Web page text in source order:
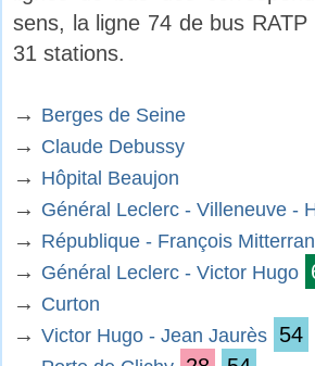
sens, la ligne 74 de bus
31 stations.
→ Berges de Seine
→ Claude Debussy
→ Hôpital Beaujon
→ Général Leclerc - Villeneuve -
→ République - François
→ Général Leclerc - Victor Hugo
→ Curton
→ Victor Hugo - Jean Jaurès 54